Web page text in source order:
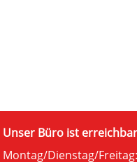
Unser Büro ist
Montag/Dienstag/